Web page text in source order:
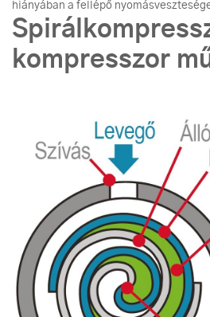
hiányában a fellépő
kompresszor